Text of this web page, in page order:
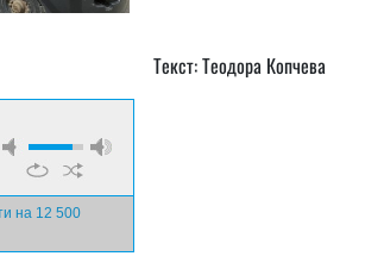
Текст: Теодора Копчева
на 12 500